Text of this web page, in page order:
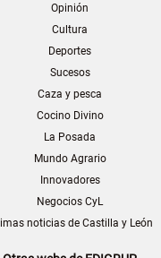
Opinión
Cultura
Deportes
Sucesos
Caza y pesca
Cocino Divino
La Posada
Mundo Agrario
Innovadores
Negocios CyL
noticias de Castilla y León